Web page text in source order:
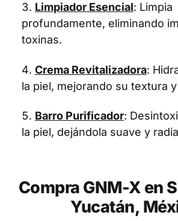
Limpiador Esencial: Limpia
profundamente, eliminando
toxinas.
Crema Revitalizadora:
la piel, mejorando su textura
Barro Purificador:
la piel, dejándola suave y
Compra GNM-X en
Yucatán,